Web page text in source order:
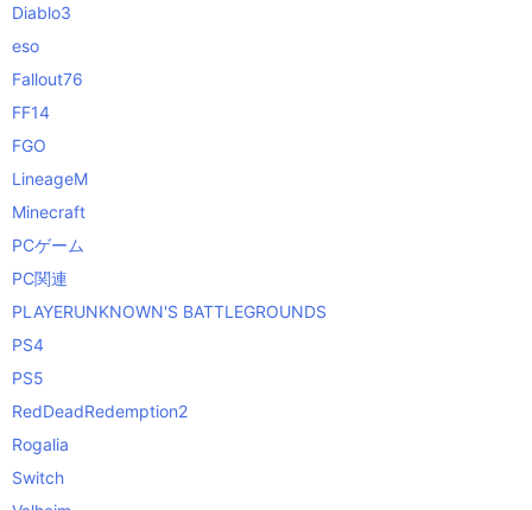
Diablo3
eso
Fallout76
FF14
FGO
LineageM
Minecraft
PCゲーム
PC関連
PLAYERUNKNOWN'S BATTLEGROUNDS
PS4
PS5
RedDeadRedemption2
Rogalia
Switch